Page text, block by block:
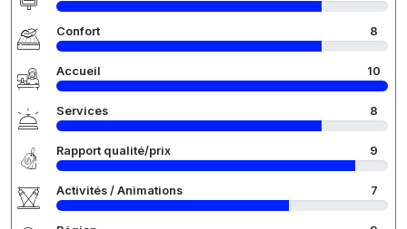
Confort 8
Accueil 10
Services 8
Rapport qualité/prix 9
Activités / Animations 7